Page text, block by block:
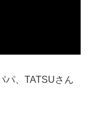
パ、TATSUさん